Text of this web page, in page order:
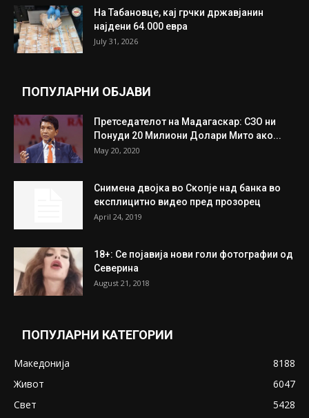
На Табановце, кај грчки државјанин
најдени 64.000 евра
July 31, 2026
ПОПУЛАРНИ ОБЈАВИ
Претседателот на Мадагаскар: СЗО ни
Понуди 20 Милиони Долари Мито ако...
May 20, 2020
Снимена двојка во Скопје над банка во
експлицитно видео пред прозорец
April 24, 2019
18+: Се појавија нови голи фотографии од
Северина
August 21, 2018
ПОПУЛАРНИ КАТЕГОРИИ
Македонија
8188
Живот
6047
Свет
5428